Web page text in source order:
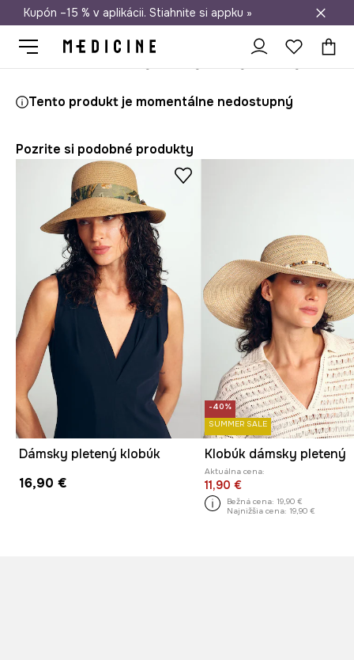
Doprava zadarmo od 50 €
Kupón –15 % v aplikácii. Stiahnite si appku »
Tento produkt je momentálne nedostupný
Pozrite si podobné produkty
Dámsky pletený klobúk
16,90 €
-40%
SUMMER SALE
Klobúk dámsky pletený
Aktuálna cena:
11,90 €
Bežná cena: 19,90 €
Najnižšia cena: 19,90 €